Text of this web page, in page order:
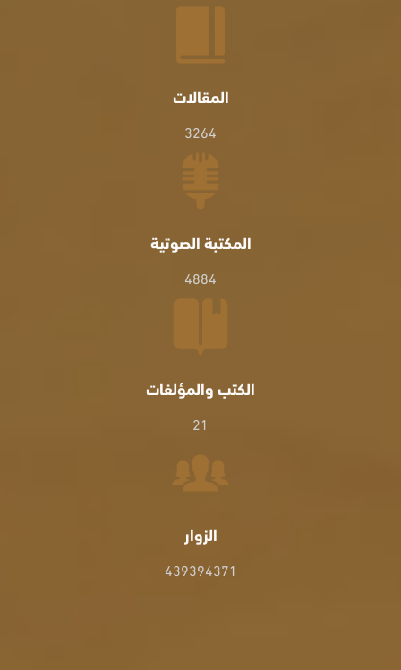
المقالات
3264
المكتبة الصوتية
4884
الكتب والمؤلفات
21
الزوار
439394371